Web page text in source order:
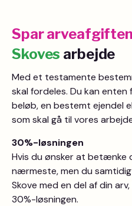
Spar arveafgiften
Skoves arbejde
Med et testamente
skal fordeles. Du kan
beløb, en bestemt ejendel
som skal gå til vores
30%-løsningen
Hvis du ønsker at betænke
nærmeste, men du
Skove med en del af din
30%-løsningen.